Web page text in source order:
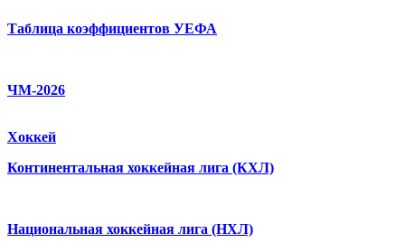
Таблица коэффициентов УЕФА
ЧМ-2026
Хоккей
Континентальная хоккейная лига (КХЛ)
Национальная хоккейная лига (НХЛ)